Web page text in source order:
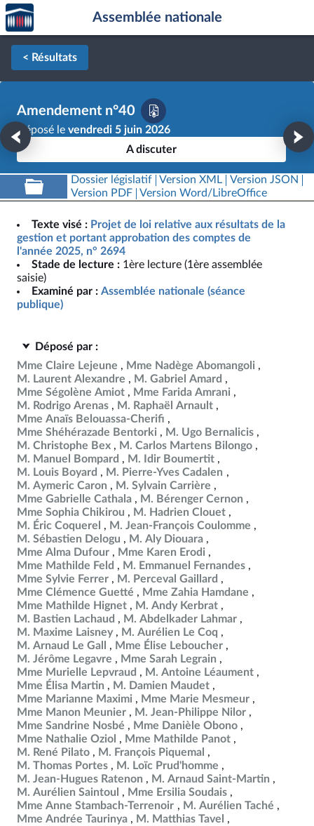
Aller au contenu
Aller en bas de la page
Accèder
à la
page
d'accueil
Assemblée nationale
< Résultats
Amendement n°40
Déposé le vendredi 5 juin 2026
A discuter
Dossier législatif Version XML
Version JSON
Version PDF
Version Word/LibreOffice
Texte visé : Projet de loi relative aux résultats de la
gestion et portant approbation des comptes de
l'année 2025, n° 2694
Stade de lecture : 1ère lecture (1ère assemblée
saisie)
Examiné par : Assemblée nationale (séance
publique)
Déposé par :
Mme Claire Lejeune
Mme Nadège Abomangoli
M. Laurent Alexandre
M. Gabriel Amard
Mme Ségolène Amiot
Mme Farida Amrani
M. Rodrigo Arenas
M. Raphaël Arnault
Mme Anaïs Belouassa-Cherifi
Mme Shéhérazade Bentorki
M. Ugo Bernalicis
M. Christophe Bex
M. Carlos Martens Bilongo
M. Manuel Bompard
M. Idir Boumertit
M. Louis Boyard
M. Pierre-Yves Cadalen
M. Aymeric Caron
M. Sylvain Carrière
Mme Gabrielle Cathala
M. Bérenger Cernon
Mme Sophia Chikirou
M. Hadrien Clouet
M. Éric Coquerel
M. Jean-François Coulomme
M. Sébastien Delogu
M. Aly Diouara
Mme Alma Dufour
Mme Karen Erodi
Mme Mathilde Feld
M. Emmanuel Fernandes
Mme Sylvie Ferrer
M. Perceval Gaillard
Mme Clémence Guetté
Mme Zahia Hamdane
Mme Mathilde Hignet
M. Andy Kerbrat
M. Bastien Lachaud
M. Abdelkader Lahmar
M. Maxime Laisney
M. Aurélien Le Coq
M. Arnaud Le Gall
Mme Élise Leboucher
M. Jérôme Legavre
Mme Sarah Legrain
Mme Murielle Lepvraud
M. Antoine Léaument
Mme Élisa Martin
M. Damien Maudet
Mme Marianne Maximi
Mme Marie Mesmeur
Mme Manon Meunier
M. Jean-Philippe Nilor
Mme Sandrine Nosbé
Mme Danièle Obono
Mme Nathalie Oziol
Mme Mathilde Panot
M. René Pilato
M. François Piquemal
M. Thomas Portes
M. Loïc Prud'homme
M. Jean-Hugues Ratenon
M. Arnaud Saint-Martin
M. Aurélien Saintoul
Mme Ersilia Soudais
Mme Anne Stambach-Terrenoir
M. Aurélien Taché
Mme Andrée Taurinya
M. Matthias Tavel